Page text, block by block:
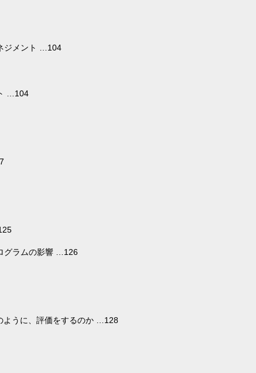
ジメント …104
…104
グラムの影響 …126
ように、評価をするのか …128